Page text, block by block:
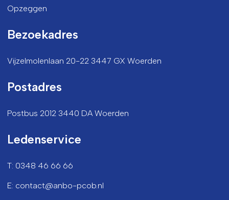
Opzeggen
Bezoekadres
Vijzelmolenlaan 20-22 3447 GX Woerden
Postadres
Postbus 2012 3440 DA Woerden
Ledenservice
T: 0348 46 66 66
E: contact@anbo-pcob.nl